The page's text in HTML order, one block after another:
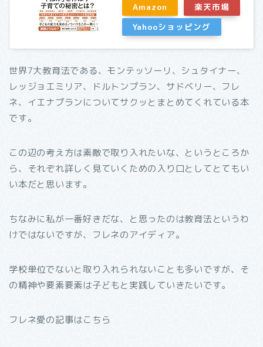
Amazon
楽天市場
Yahooショッピング
世界7大教育法である、モンテッソーリ、シュタイナー、
レッジョエミリア、ドルトンプラン、サドベリー、フレ
ネ、イエナプランについてサクッとまとめてくれている本
です。
この辺の考え方は素敵で取り入れたいな、というところか
ら、それぞれ詳しく見ていくための入り口としてとてもい
い本だと思います。
ちなみに私が一番好きだな、と思ったのは教育法というわ
けではないですが、フレネのアイディア。
学校単位でないと取り入れられないことも多いですが、そ
の精神や要素要素は子どもと実践していきたいです。
フレネ愛の記事はこちら